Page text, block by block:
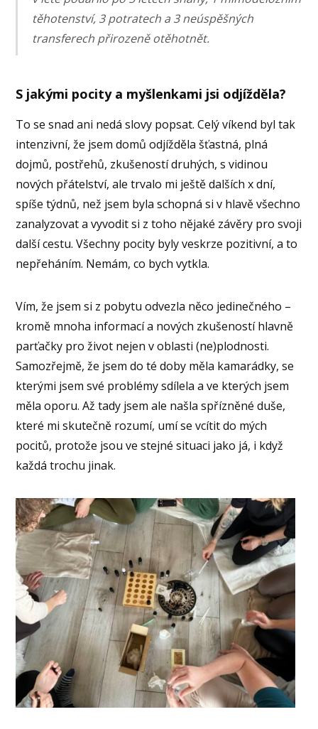
těhotenství, 3 potratech a 3 neúspěšných
transferech přirozeně otěhotnět.
S jakými pocity a myšlenkami jsi odjížděla?
To se snad ani nedá slovy popsat. Celý víkend byl tak
intenzivní, že jsem domů odjížděla šťastná, plná
dojmů, postřehů, zkušeností druhých, s vidinou
nových přátelství, ale trvalo mi ještě dalších x dní,
spíše týdnů, než jsem byla schopná si v hlavě všechno
zanalyzovat a vyvodit si z toho nějaké závěry pro svoji
další cestu. Všechny pocity byly veskrze pozitivní, a to
nepřeháním. Nemám, co bych vytkla.
Vím, že jsem si z pobytu odvezla něco jedinečného –
kromě mnoha informací a nových zkušeností hlavně
parťačky pro život nejen v oblasti (ne)plodnosti.
Samozřejmě, že jsem do té doby měla kamarádky, se
kterými jsem své problémy sdílela a ve kterých jsem
měla oporu. Až tady jsem ale našla spřízněné duše,
které mi skutečně rozumí, umí se vcítit do mých
pocitů, protože jsou ve stejné situaci jako já, i když
každá trochu jinak.